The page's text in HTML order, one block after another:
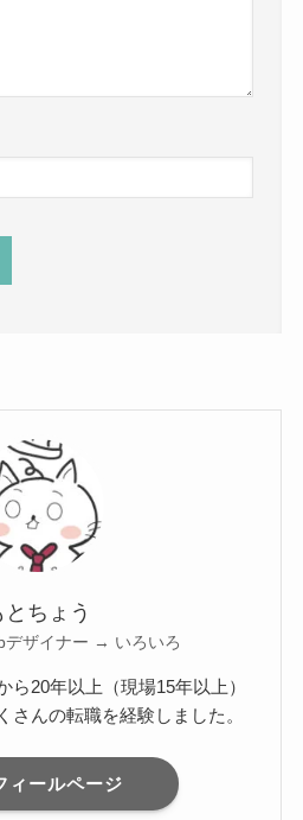
とちょう
ザイナー → いろいろ
ら20年以上（現場15年以上）
さんの転職を経験しました。
ィールページ